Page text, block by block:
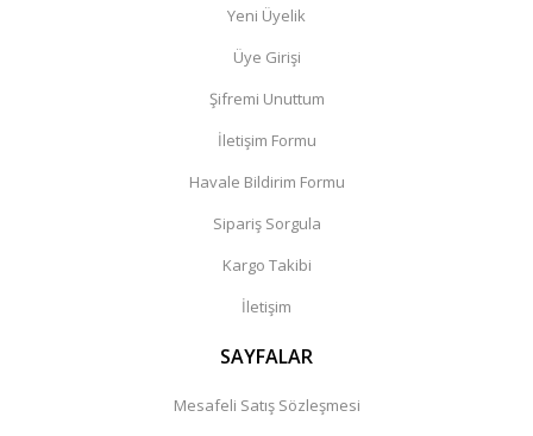
Yeni Üyelik
Üye Girişi
Şifremi Unuttum
İletişim Formu
Havale Bildirim Formu
Sipariş Sorgula
Kargo Takibi
İletişim
SAYFALAR
Mesafeli Satış Sözleşmesi